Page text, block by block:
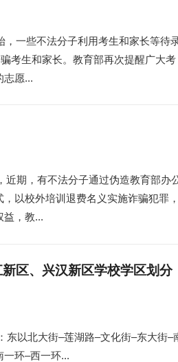
，一些不法分子利用考生和家长等待
考生和家长。教育部再次提醒广大考
志愿...
近期，有不法分子通过伪造教育部办
以校外培训退费名义实施诈骗犯罪，
益，教...
区、兴汉新区学校学区划分
东以北大街–莲湖路–文化街–东大街–
一环–西一环...